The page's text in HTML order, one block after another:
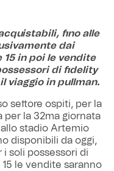
fino alle
dai
15 in poi le vendite
di fidelity
viaggio in pullman.
settore ospiti, per la
per la 32ma giornata
stadio Artemio
disponibili da oggi,
i soli possessori di
le vendite saranno